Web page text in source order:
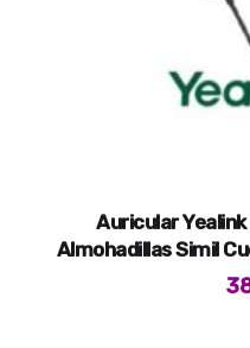
Auricular Yealink
Almohadillas Simil